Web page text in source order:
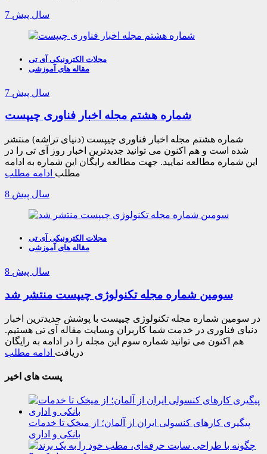
7 سال پیش
مجلات الکترونیکی آی تی
مقاله های آموزشی
7 سال پیش
شماره هشتم مجله اخبار فناوری چیپست
شماره هشتم مجله اخبار فناوری چیپست (دنیای تراشه) منتشر
شده است و هم اکنون می توانید جدیدترین اخبار روز آی تی را در
این شماره مطالعه نمایید. جهت مطالعه رایگان این شماره به ادامه
مطلب ادامه مطلب
8 سال پیش
مجلات الکترونیکی آی تی
مقاله های آموزشی
8 سال پیش
سومین شماره مجله تکنولوژی چیپست منتشر شد
در سومین شماره مجله تکنولوژی چیپست با پوشش جدیدترین اخبار
دنیای فناوری در خدمت شما کاربران وبسایت مقاله آی تی هستیم.
هم اکنون می توانید شماره سوم این مجله را در ادامه به رایگان
دریافت ادامه مطلب
پست های اخیر
پیگیری کارهای کنسولی ایران از آلمان؛ از میخک تا خدمات
بانکی و اداری